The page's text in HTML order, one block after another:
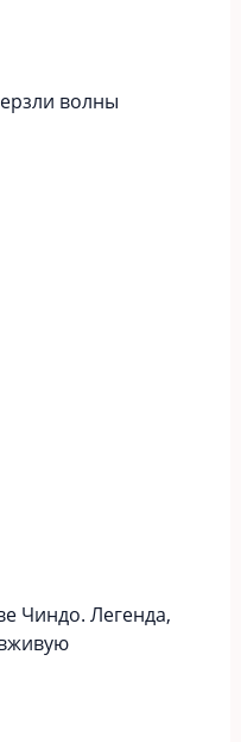
волны
Чиндо. Легенда,